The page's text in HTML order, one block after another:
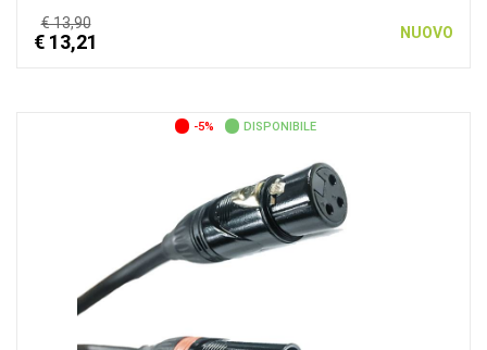
€ 13,90
€ 13,21 NUOVO
-5% DISPONIBILE